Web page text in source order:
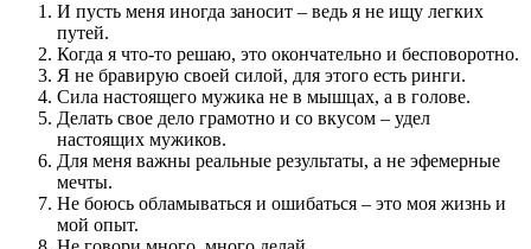
И пусть меня иногда заносит – ведь я не ищу легких
путей.
Когда я что-то решаю, это окончательно и бесповоротно.
Я не бравирую своей силой, для этого есть ринги.
Сила настоящего мужика не в мышцах, а в голове.
Делать свое дело грамотно и со вкусом – удел
настоящих мужиков.
Для меня важны реальные результаты, а не эфемерные
мечты.
Не боюсь обламываться и ошибаться – это моя жизнь и
мой опыт.